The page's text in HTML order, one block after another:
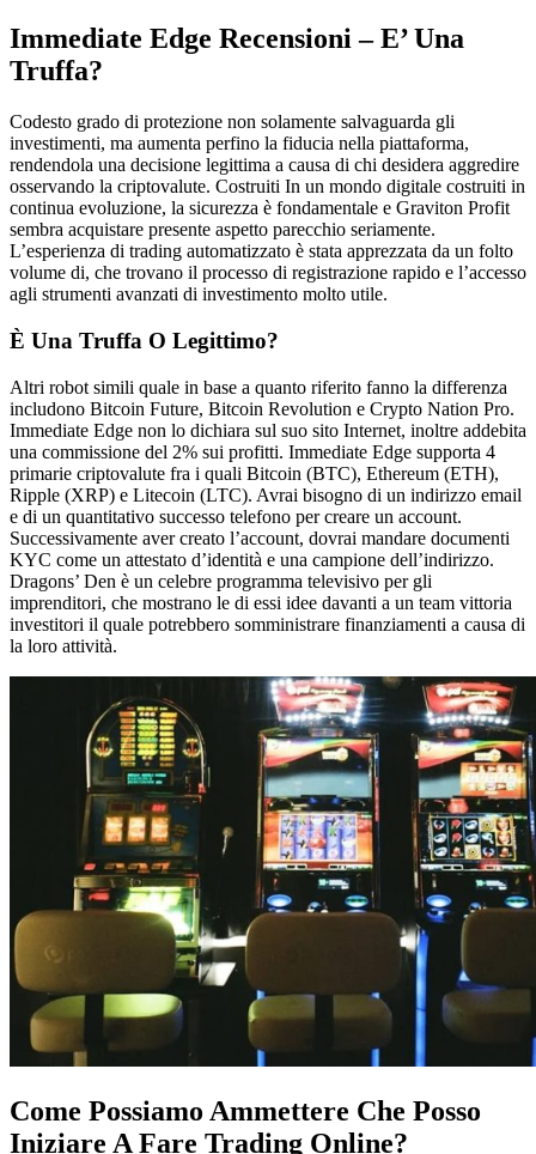
Immediate Edge Recensioni – E’ Una
Truffa?
Codesto grado di protezione non solamente salvaguarda gli
investimenti, ma aumenta perfino la fiducia nella piattaforma,
rendendola una decisione legittima a causa di chi desidera aggredire
osservando la criptovalute. Costruiti In un mondo digitale costruiti in
continua evoluzione, la sicurezza è fondamentale e Graviton Profit
sembra acquistare presente aspetto parecchio seriamente.
L’esperienza di trading automatizzato è stata apprezzata da un folto
volume di, che trovano il processo di registrazione rapido e l’accesso
agli strumenti avanzati di investimento molto utile.
È Una Truffa O Legittimo?
Altri robot simili quale in base a quanto riferito fanno la differenza
includono Bitcoin Future, Bitcoin Revolution e Crypto Nation Pro.
Immediate Edge non lo dichiara sul suo sito Internet, inoltre addebita
una commissione del 2% sui profitti. Immediate Edge supporta 4
primarie criptovalute fra i quali Bitcoin (BTC), Ethereum (ETH),
Ripple (XRP) e Litecoin (LTC). Avrai bisogno di un indirizzo email
e di un quantitativo successo telefono per creare un account.
Successivamente aver creato l’account, dovrai mandare documenti
KYC come un attestato d’identità e una campione dell’indirizzo.
Dragons’ Den è un celebre programma televisivo per gli
imprenditori, che mostrano le di essi idee davanti a un team vittoria
investitori il quale potrebbero somministrare finanziamenti a causa di
la loro attività.
Come Possiamo Ammettere Che Posso
Iniziare A Fare Trading Online?